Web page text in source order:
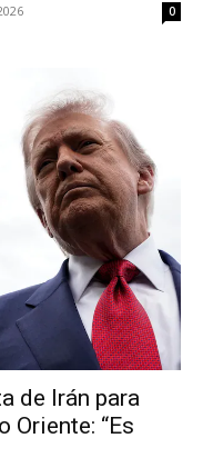
0
de Irán para
Oriente: “Es